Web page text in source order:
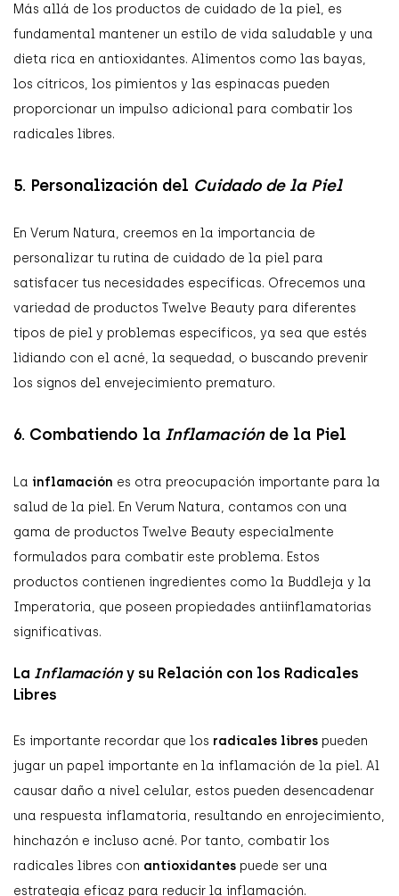
Más allá de los productos de cuidado de la piel, es
fundamental mantener un estilo de vida saludable y una
dieta rica en antioxidantes. Alimentos como las bayas,
los cítricos, los pimientos y las espinacas pueden
proporcionar un impulso adicional para combatir los
radicales libres.
5. Personalización del Cuidado de la Piel
En Verum Natura, creemos en la importancia de
personalizar tu rutina de cuidado de la piel para
satisfacer tus necesidades específicas. Ofrecemos una
variedad de productos Twelve Beauty para diferentes
tipos de piel y problemas específicos, ya sea que estés
lidiando con el acné, la sequedad, o buscando prevenir
los signos del envejecimiento prematuro.
6. Combatiendo la Inflamaciónde la Piel
La inflamación es otra preocupación importante para la
salud de la piel. En Verum Natura, contamos con una
gama de productos Twelve Beauty especialmente
formulados para combatir este problema. Estos
productos contienen ingredientes como la Buddleja y la
Imperatoria, que poseen propiedades antiinflamatorias
significativas.
La Inflamación y su Relación con los Radicales
Libres
Es importante recordar que los radicales libres pueden
jugar un papel importante en la inflamación de la piel. Al
causar daño a nivel celular, estos pueden desencadenar
una respuesta inflamatoria, resultando en enrojecimiento,
hinchazón e incluso acné. Por tanto, combatir los
radicales libres con antioxidantes puede ser una
estrategia eficaz para reducir la inflamación.